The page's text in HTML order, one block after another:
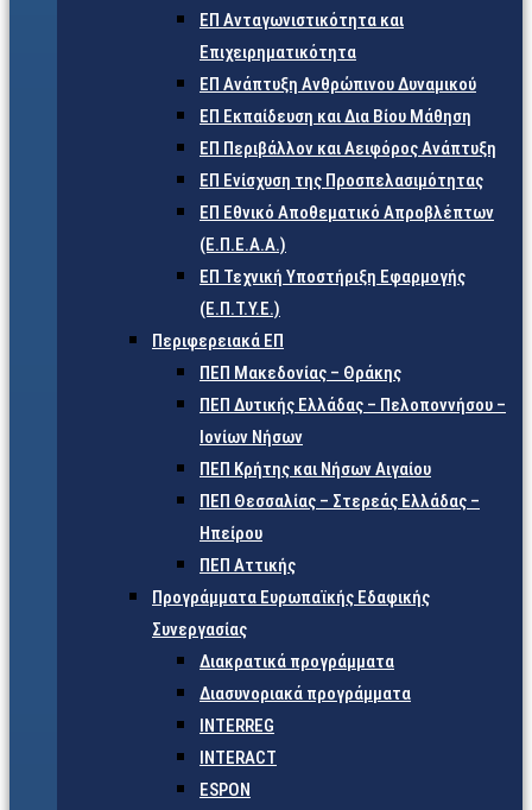
ΕΠ Ανταγωνιστικότητα και
Επιχειρηματικότητα
ΕΠ Ανάπτυξη Ανθρώπινου Δυναμικού
ΕΠ Εκπαίδευση και Δια Βίου Μάθηση
ΕΠ Περιβάλλον και Αειφόρος Ανάπτυξη
ΕΠ Ενίσχυση της Προσπελασιμότητας
ΕΠ Εθνικό Αποθεματικό Απροβλέπτων
(Ε.Π.Ε.Α.Α.)
ΕΠ Τεχνική Υποστήριξη Εφαρμογής
(Ε.Π.Τ.Υ.Ε.)
Περιφερειακά ΕΠ
ΠΕΠ Μακεδονίας – Θράκης
ΠΕΠ Δυτικής Ελλάδας – Πελοποννήσου –
Ιονίων Νήσων
ΠΕΠ Κρήτης και Νήσων Αιγαίου
ΠΕΠ Θεσσαλίας – Στερεάς Ελλάδας –
Ηπείρου
ΠΕΠ Αττικής
Προγράμματα Ευρωπαϊκής Εδαφικής
Συνεργασίας
Διακρατικά προγράμματα
Διασυνοριακά προγράμματα
INTERREG
INTERACT
ESPON